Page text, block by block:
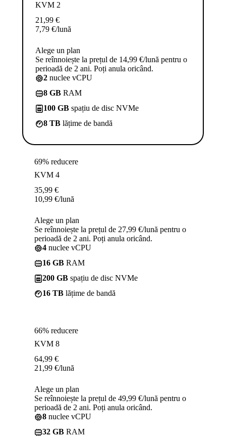
KVM 2
21,99 €
7,79 €/lună
Alege un plan
Se reînnoiește la prețul de 14,99 €/lună pentru o
perioadă de 2 ani. Poți anula oricând.
2 nuclee vCPU
8 GB RAM
100 GB spațiu de disc NVMe
8 TB lățime de bandă
69% reducere
KVM 4
35,99 €
10,99 €/lună
Alege un plan
Se reînnoiește la prețul de 27,99 €/lună pentru o
perioadă de 2 ani. Poți anula oricând.
4 nuclee vCPU
16 GB RAM
200 GB spațiu de disc NVMe
16 TB lățime de bandă
66% reducere
KVM 8
64,99 €
21,99 €/lună
Alege un plan
Se reînnoiește la prețul de 49,99 €/lună pentru o
perioadă de 2 ani. Poți anula oricând.
8 nuclee vCPU
32 GB RAM